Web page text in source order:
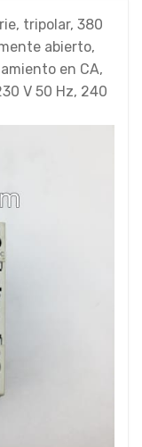
tripolar, 380
abierto,
en CA,
V 50 Hz, 240